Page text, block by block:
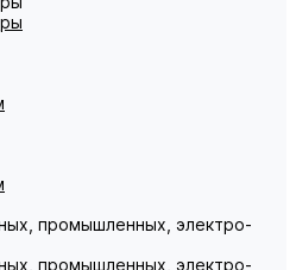
промышленных, электро-
промышленных, электро-